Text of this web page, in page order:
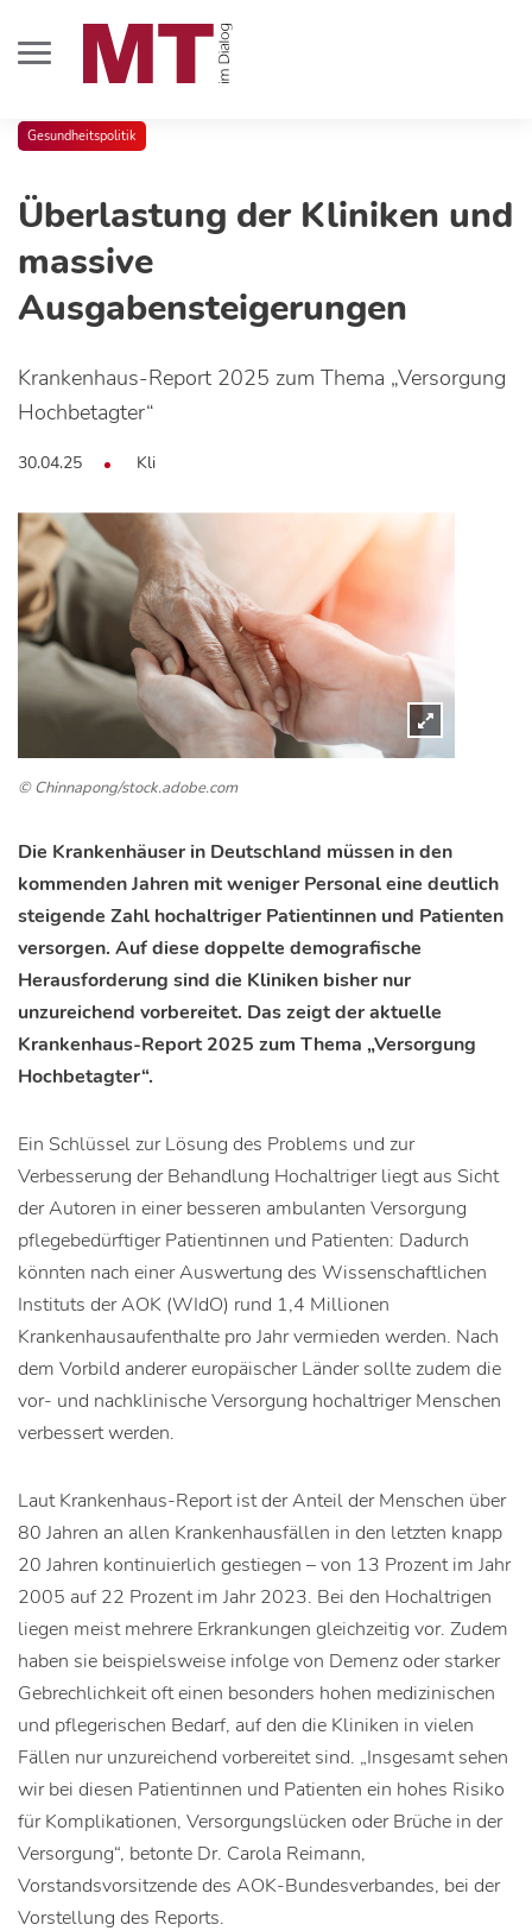
Gesundheitspolitik
Überlastung der Kliniken und
massive
Ausgabensteigerungen
Krankenhaus-Report 2025 zum Thema „Versorgung
Hochbetagter“
30.04.25 Kli
© Chinnapong/stock.adobe.com
Die Krankenhäuser in Deutschland müssen in den
kommenden Jahren mit weniger Personal eine deutlich
steigende Zahl hochaltriger Patientinnen und Patienten
versorgen. Auf diese doppelte demografische
Herausforderung sind die Kliniken bisher nur
unzureichend vorbereitet. Das zeigt der aktuelle
Krankenhaus-Report 2025 zum Thema „Versorgung
Hochbetagter“.
Ein Schlüssel zur Lösung des Problems und zur
Verbesserung der Behandlung Hochaltriger liegt aus Sicht
der Autoren in einer besseren ambulanten Versorgung
pflegebedürftiger Patientinnen und Patienten: Dadurch
könnten nach einer Auswertung des Wissenschaftlichen
Instituts der AOK (WIdO) rund 1,4 Millionen
Krankenhausaufenthalte pro Jahr vermieden werden. Nach
dem Vorbild anderer europäischer Länder sollte zudem die
vor- und nachklinische Versorgung hochaltriger Menschen
verbessert werden.
Laut Krankenhaus-Report ist der Anteil der Menschen über
80 Jahren an allen Krankenhausfällen in den letzten knapp
20 Jahren kontinuierlich gestiegen – von 13 Prozent im Jahr
2005 auf 22 Prozent im Jahr 2023. Bei den Hochaltrigen
liegen meist mehrere Erkrankungen gleichzeitig vor. Zudem
haben sie beispielsweise infolge von Demenz oder starker
Gebrechlichkeit oft einen besonders hohen medizinischen
und pflegerischen Bedarf, auf den die Kliniken in vielen
Fällen nur unzureichend vorbereitet sind. „Insgesamt sehen
wir bei diesen Patientinnen und Patienten ein hohes Risiko
für Komplikationen, Versorgungslücken oder Brüche in der
Versorgung“, betonte Dr. Carola Reimann,
Vorstandsvorsitzende des AOK-Bundesverbandes, bei der
Vorstellung des Reports.